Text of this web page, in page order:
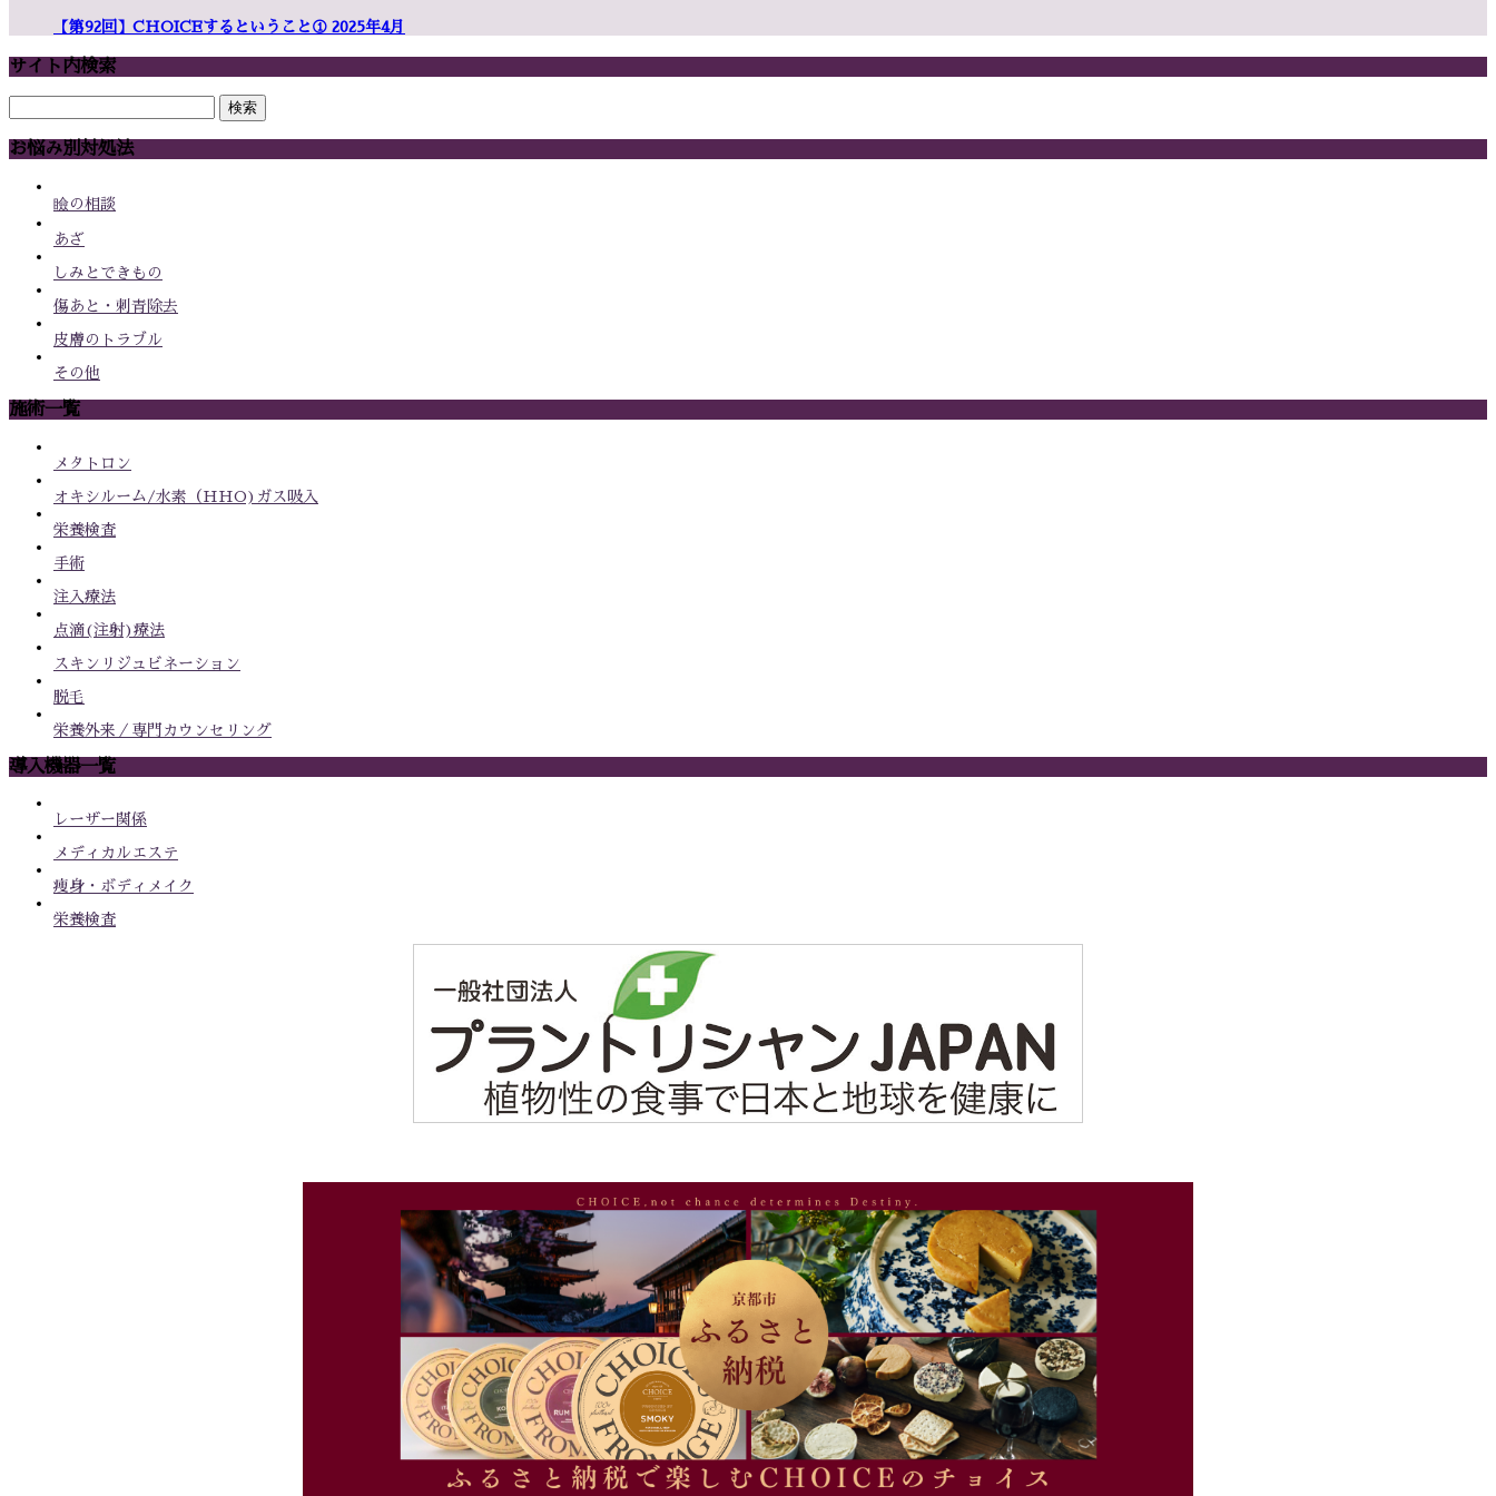
【第92回】CHOICEするということ① 2025年4月
サイト内検索
検
索:
お悩み別対処法
瞼の相談
あざ
しみとできもの
傷あと・刺青除去
皮膚のトラブル
その他
施術一覧
メタトロン
オキシルーム/水素（HHO)ガス吸入
栄養検査
手術
注入療法
点滴(注射)療法
スキンリジュビネーション
脱毛
栄養外来／専門カウンセリング
導入機器一覧
レーザー関係
メディカルエステ
痩身・ボディメイク
栄養検査